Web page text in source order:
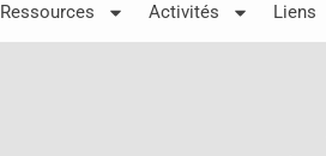
Ressources Activités Liens